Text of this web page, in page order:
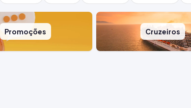
Promoções Cruzeiros